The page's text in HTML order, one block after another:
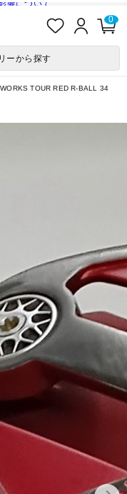
響について
入
ロ
ン
0
ーから探す
TOUR RED R-BALL 34